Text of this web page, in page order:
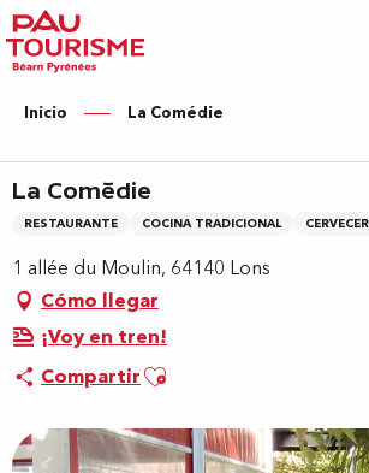
Aller
au
contenu
principal
Inicio La Comédie
La Comédie
RESTAURANTE COCINA TRADICIONAL
1 allée du Moulin, 64140 Lons
Cómo llegar
¡Voy en tren!
CompartirAjouter aux favoris